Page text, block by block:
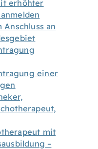
erhöhter
an
einer
mit
–